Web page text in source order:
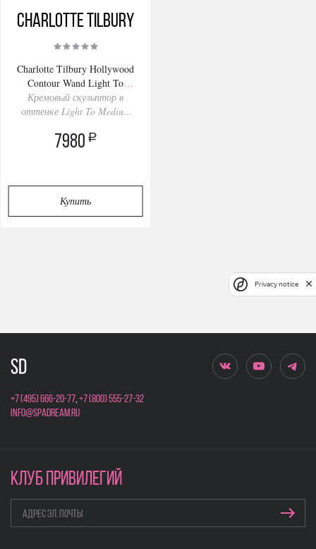
Charlotte Tilbury
Charlotte Tilbury Hollywood
Contour Wand Light To
Medium 12ml
Кремовый скульптор в
оттенке Light To Medium
7980 a
Купить
+7 (495) 666-20-77,+7 (800) 555-27-32
info@spadream.ru
КЛУБ ПРИВИЛЕГИЙ
Privacy notice